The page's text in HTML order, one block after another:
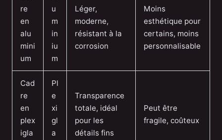
re
en
alu
mini
um
u
m
in
iu
m
Léger,
moderne,
résistant à la
corrosion
Moins
esthétique pour
certains, moins
personnalisable
Cad
re
en
plex
igla
Pl
e
xi
gl
a
Transparence
totale, idéal
pour les
détails fins
Peut être
fragile, coûteux